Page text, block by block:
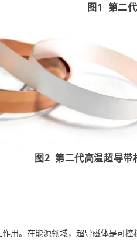
图1 第二
图2 第二代高温超导带
用。在能源领域，超导磁体是可